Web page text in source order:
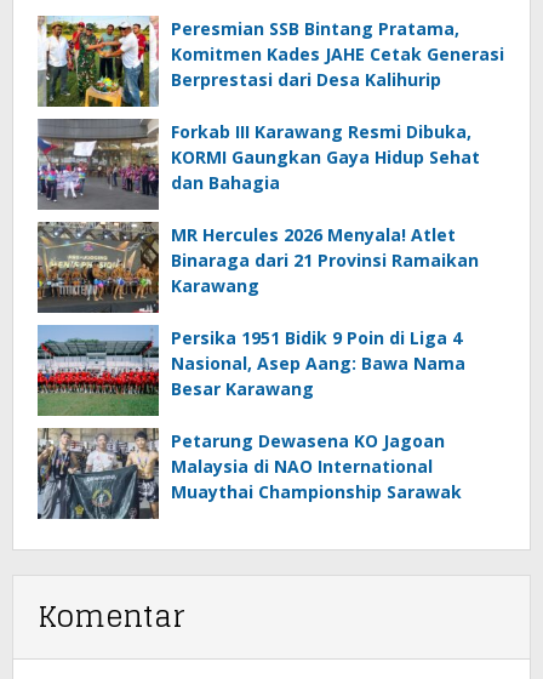
Peresmian SSB Bintang Pratama,
Komitmen Kades JAHE Cetak Generasi
Berprestasi dari Desa Kalihurip
Forkab III Karawang Resmi Dibuka,
KORMI Gaungkan Gaya Hidup Sehat
dan Bahagia
MR Hercules 2026 Menyala! Atlet
Binaraga dari 21 Provinsi Ramaikan
Karawang
Persika 1951 Bidik 9 Poin di Liga 4
Nasional, Asep Aang: Bawa Nama
Besar Karawang
Petarung Dewasena KO Jagoan
Malaysia di NAO International
Muaythai Championship Sarawak
Komentar